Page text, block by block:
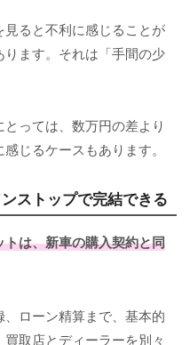
ると不利に感じることが
ます。それは「手間の少
っては、数万円の差より
じるケースもあります。
ストップで完結できる
トは、新車の購入契約と同
ローン精算まで、基本的
取店とディーラーを別々